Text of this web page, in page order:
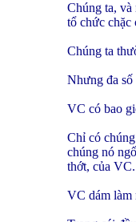
Chúng ta,
tổ chức chặc
Chúng ta
Nhưng đa số
VC có bao
Chỉ có
chúng nó
thớt, của VC.
VC dám làm